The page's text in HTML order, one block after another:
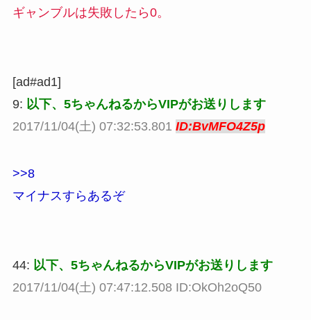
ギャンブルは失敗したら0。
[ad#ad1]
9: 以下、5ちゃんねるからVIPがお送りします
2017/11/04(土) 07:32:53.801 ID:BvMFO4Z5p
>>8
マイナスすらあるぞ
44: 以下、5ちゃんねるからVIPがお送りします
2017/11/04(土) 07:47:12.508 ID:OkOh2oQ50